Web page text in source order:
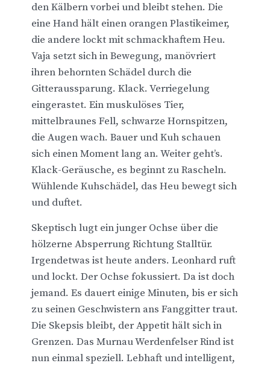
den Kälbern vorbei und bleibt stehen. Die
eine Hand hält einen orangen Plastikeimer,
die andere lockt mit schmackhaftem Heu.
Vaja setzt sich in Bewegung, manövriert
ihren behornten Schädel durch die
Gitteraussparung. Klack. Verriegelung
eingerastet. Ein muskulöses Tier,
mittelbraunes Fell, schwarze Hornspitzen,
die Augen wach. Bauer und Kuh schauen
sich einen Moment lang an. Weiter geht’s.
Klack-Geräusche, es beginnt zu Rascheln.
Wühlende Kuhschädel, das Heu bewegt sich
und duftet.
Skeptisch lugt ein junger Ochse über die
hölzerne Absperrung Richtung Stalltür.
Irgendetwas ist heute anders. Leonhard ruft
und lockt. Der Ochse fokussiert. Da ist doch
jemand. Es dauert einige Minuten, bis er sich
zu seinen Geschwistern ans Fanggitter traut.
Die Skepsis bleibt, der Appetit hält sich in
Grenzen. Das Murnau Werdenfelser Rind ist
nun einmal speziell. Lebhaft und intelligent,